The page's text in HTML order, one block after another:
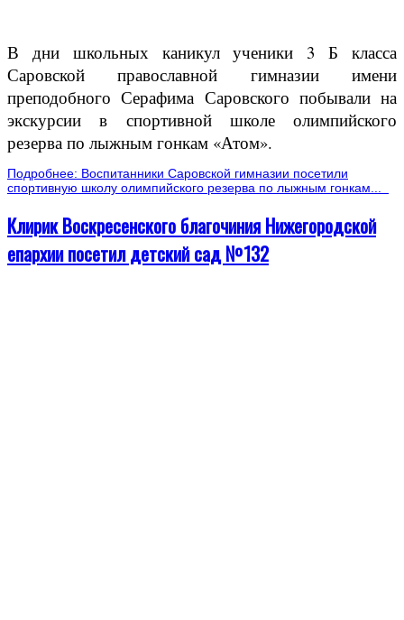
В дни школьных каникул ученики 3 Б класса
Саровской православной гимназии имени
преподобного Серафима Саровского побывали на
экскурсии в спортивной школе олимпийского
резерва по лыжным гонкам «Атом».
Подробнее: Воспитанники Саровской гимназии посетили
спортивную школу олимпийского резерва по лыжным гонкам...
Клирик Воскресенского благочиния Нижегородской
епархии посетил детский сад №132